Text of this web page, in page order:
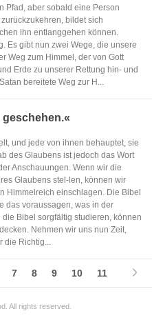
Pfad, aber sobald eine Person
bildet sich
ihn entlanggehen können.
Es gibt nun zwei Wege, die unsere
Weg zum Himmel, der von Gott
Erde zu unserer Rettung hin- und
bereitete Weg zur H...
geschehen.«
und jede von ihnen behauptet, sie
des Glaubens ist jedoch das Wort
Anschauungen. Wenn wir die
Glaubens stel-len, können wir
Himmelreich einschlagen. Die Bibel
das voraussagen, was in der
Bibel sorgfältig studieren, können
Nehmen wir uns nun Zeit,
die Richtig...
7 8 9 10 11
All rights reserved.